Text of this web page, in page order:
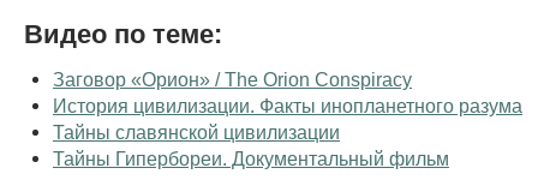
Видео по теме:
Заговор «Орион» / The Orion Conspiracy
История цивилизации. Факты инопланетного разума
Тайны славянской цивилизации
Тайны Гипербореи. Документальный фильм